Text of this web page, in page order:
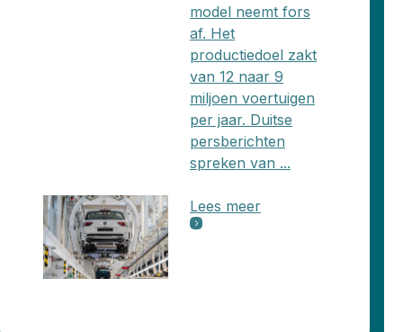
model neemt fors
af. Het
productiedoel zakt
van 12 naar 9
miljoen voertuigen
per jaar. Duitse
persberichten
spreken van ...
Lees meer